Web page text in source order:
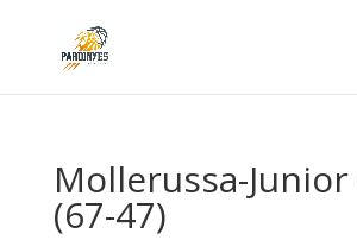
Mollerussa-
(67-47)